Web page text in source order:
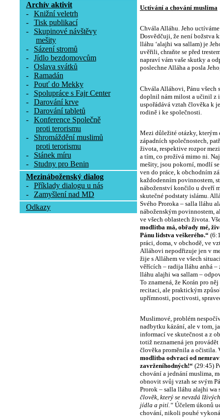
Archív aktivit
-
Knižní veletrh
-
Tisk publikací
-
Skupinové návštěvy
mešity
-
Sázení stromů
-
Jídlo bezdomovcům
-
Oslava svátků
-
Ramadán
-
Pouť do Mekky
-
Spolupráce s Fajr Center
-
Darování krve
-
Darování tabletů
-
Konference Společně
proti terorismu
-
Shromáždění muslimů
proti terorismu
-
Stánek míru
-
Studny pro Benin
Mezináboženský dialog
-
Příklady dialogu u nás
-
Zamyšlení nad MD
Odkazy
Uctívání a chování muslima
Chvála Alláhu. Jeho
Dosvědčuji, že není božstva
lláhu ʻalajhi wa sallam) je
uvěřili, chraňte se před
napraví vám vaše skutky a
poslechne Alláha a posla
Chvála Alláhovi, Pánu všech
doplnil nám milost a učinil z
uspořádává vztah člověka k
rodině i ke společnosti.
Mezi důležité otázky, kterým
západních společnostech,
života, respektive rozpor
a tím, co prožívá mimo ni.
mešity, jsou pokorní, modlí
ven do práce, k obchodním
každodenním povinnostem,
náboženství končilo u dveří
skutečné podstaty islámu.
Svého Proroka – salla lláhu
náboženským povinnostem,
ve všech oblastech života.
modlitba má, obřady mé,
Pánu lidstva veškerého.“
práci, doma, v obchodě, ve
Alláhovi nepodřizuje jen v
žije s Alláhem ve všech
věřících – radija lláhu anhá –
lláhu alajhi wa sallam –
To znamená, že Korán pro
recitaci, ale praktickým
upřímnosti, poctivosti,
Muslimové, problém
nadbytku kázání, ale v tom,
informací ve skutečnost a z
totiž neznamená jen
člověka proměnila a
modlitba odvrací od
zavrženíhodných!“ (29:45)
chování a jednání muslima,
obnovit svůj vztah se svým
Prorok – salla lláhu alajhi wa
člověk, který se nevzdá
jídla a pití.“Účelem úkonů
chování, nikoli pouhé